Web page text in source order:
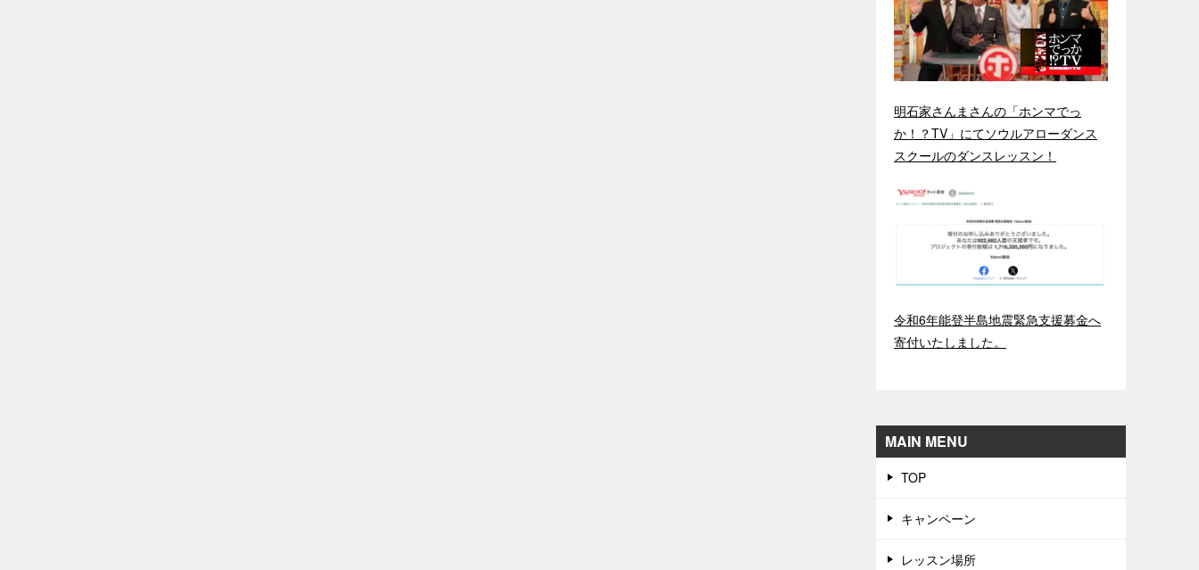
明石家さんまさんの「ホンマでっ
か！？TV」にてソウルアローダンス
スクールのダンスレッスン！
令和6年能登半島地震緊急支援募金へ
寄付いたしました。
MAIN MENU
TOP
キャンペーン
レッスン場所